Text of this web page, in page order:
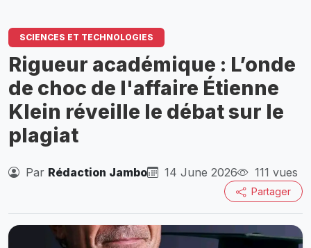
SCIENCES ET TECHNOLOGIES
Rigueur académique : L’onde
de choc de l'affaire Étienne
Klein réveille le débat sur le
plagiat
Par Rédaction Jambo 14 June 2026 111 vues
Partager